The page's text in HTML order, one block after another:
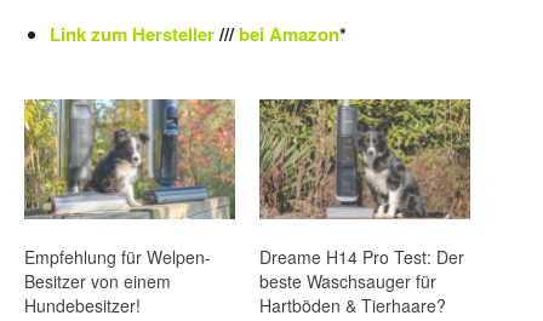
Link zum Hersteller///bei Amazon*
Empfehlung für Welpen-
Besitzer von einem
Hundebesitzer!
Dreame H14 Pro Test: Der
beste Waschsauger für
Hartböden & Tierhaare?